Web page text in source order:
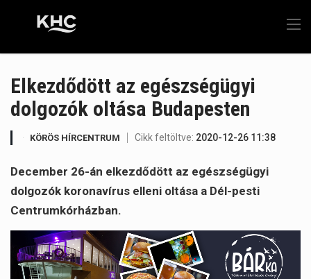
Elkezdődött az egészségügyi
dolgozók oltása Budapesten
KÖRÖS HÍRCENTRUM Cikk feltöltve: 2020-12-26 11:38
December 26-án elkezdődött az egészségügyi
dolgozók koronavírus elleni oltása a Dél-pesti
Centrumkórházban.